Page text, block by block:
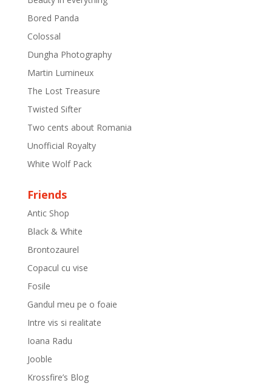
Bored Panda
Colossal
Dungha Photography
Martin Lumineux
The Lost Treasure
Twisted Sifter
Two cents about Romania
Unofficial Royalty
White Wolf Pack
Friends
Antic Shop
Black & White
Brontozaurel
Copacul cu vise
Fosile
Gandul meu pe o foaie
Intre vis si realitate
Ioana Radu
Jooble
Krossfire’s Blog